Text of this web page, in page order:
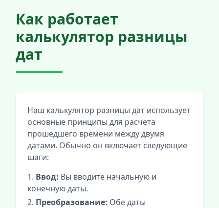
Как работает
калькулятор разницы
дат
Наш калькулятор разницы дат использует
основные принципы для расчета
прошедшего времени между двумя
датами. Обычно он включает следующие
шаги:
Ввод: Вы вводите начальную и
конечную даты.
Преобразование: Обе даты